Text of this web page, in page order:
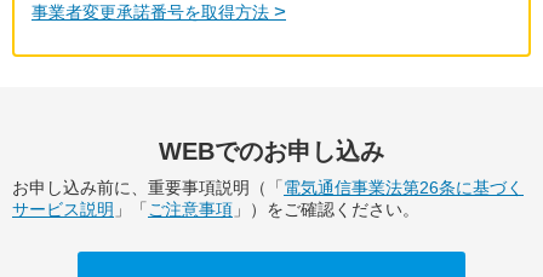
事業者変更承諾番号を取得方法 >
WEBでのお申し込み
お申し込み前に、重要事項説明（「電気通信事業法第26条に基づく
サービス説明 」「 ご注意事項 」）をご確認ください。